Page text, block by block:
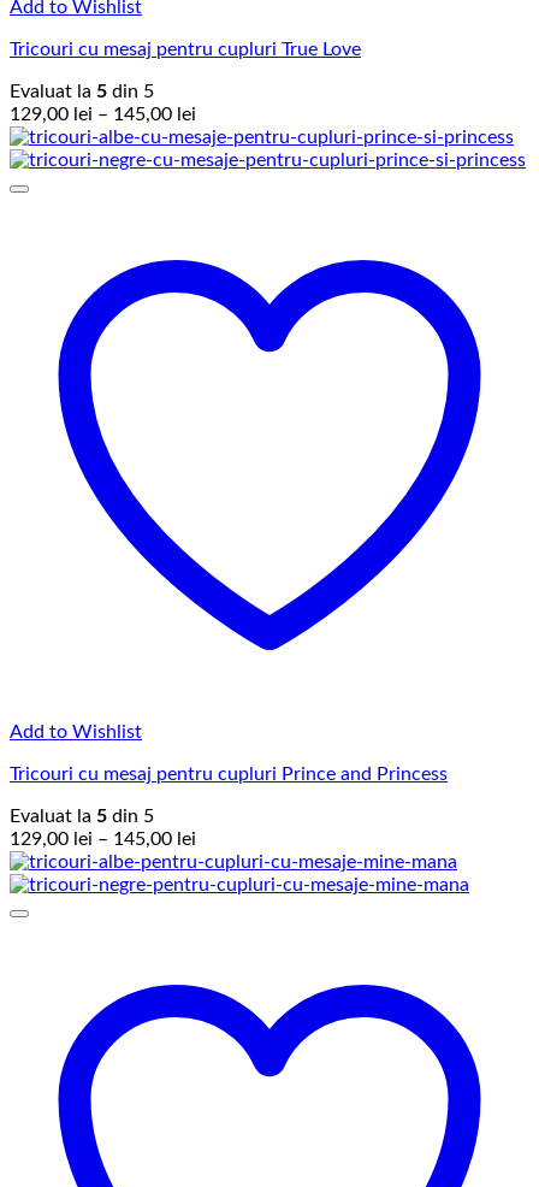
Add to Wishlist
Tricouri cu mesaj pentru cupluri True Love
Evaluat la 5 din 5
129,00 lei – 145,00 lei
de
prețuri:
Add to Wishlist
Tricouri cu mesaj pentru cupluri Prince and Princess
Evaluat la 5 din 5
129,00 lei – 145,00 lei
de
prețuri: